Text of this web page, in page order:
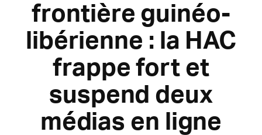
frontière guinéo-
libérienne : la HAC
frappe fort et
suspend deux
médias en ligne